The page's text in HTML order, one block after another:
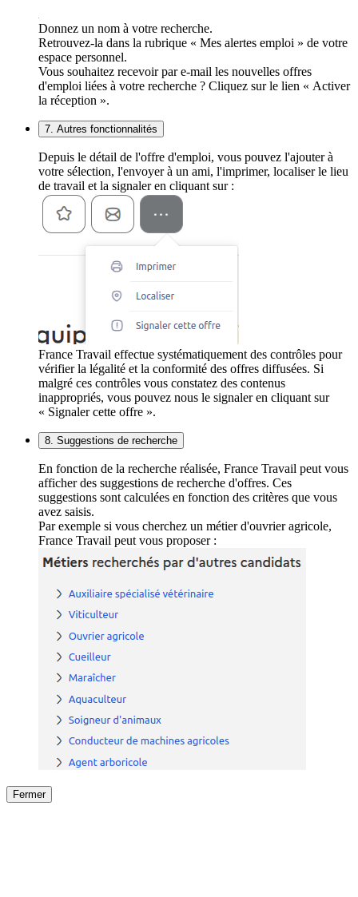
Donnez un nom à votre recherche.
Retrouvez-la dans la rubrique « Mes alertes emploi » de votre
espace personnel.
Vous souhaitez recevoir par e-mail les nouvelles offres
d'emploi liées à votre recherche ? Cliquez sur le lien « Activer
la réception ».
7. Autres fonctionnalités
Depuis le détail de l'offre d'emploi, vous pouvez l'ajouter à
votre sélection, l'envoyer à un ami, l'imprimer, localiser le lieu
de travail et la signaler en cliquant sur :
France Travail effectue systématiquement des contrôles pour
vérifier la légalité et la conformité des offres diffusées. Si
malgré ces contrôles vous constatez des contenus
inappropriés, vous pouvez nous le signaler en cliquant sur
« Signaler cette offre ».
8. Suggestions de recherche
En fonction de la recherche réalisée, France Travail peut vous
afficher des suggestions de recherche d'offres. Ces
suggestions sont calculées en fonction des critères que vous
avez saisis.
Par exemple si vous cherchez un métier d'ouvrier agricole,
France Travail peut vous proposer :
Fermer